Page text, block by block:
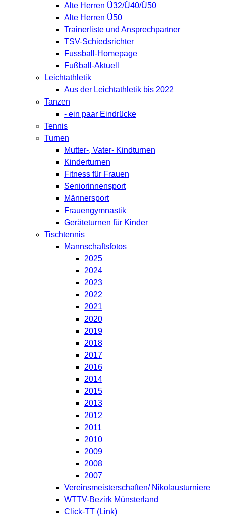
Alte Herren Ü32/Ü40/Ü50
Alte Herren Ü50
Trainerliste und Ansprechpartner
TSV-Schiedsrichter
Fussball-Homepage
Fußball-Aktuell
Leichtathletik
Aus der Leichtathletik bis 2022
Tanzen
- ein paar Eindrücke
Tennis
Turnen
Mutter-, Vater- Kindturnen
Kinderturnen
Fitness für Frauen
Seniorinnensport
Männersport
Frauengymnastik
Geräteturnen für Kinder
Tischtennis
Mannschaftsfotos
2025
2024
2023
2022
2021
2020
2019
2018
2017
2016
2014
2015
2013
2012
2011
2010
2009
2008
2007
Vereinsmeisterschaften/ Nikolausturniere
WTTV-Bezirk Münsterland
Click-TT (Link)